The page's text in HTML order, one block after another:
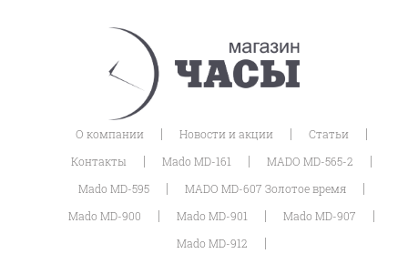
О компании | Новости и акции | Статьи |
Контакты | Mado MD-161 | MADO MD-565-2 |
Mado MD-595 | MADO MD-607 Золотое время |
Mado MD-900 | Mado MD-901 | Mado MD-907 |
Mado MD-912 |